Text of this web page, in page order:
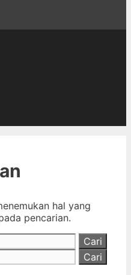
hal yang
pencarian.